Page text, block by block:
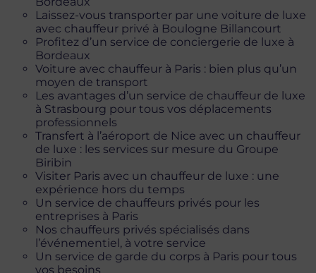
Laissez-vous transporter par une voiture de luxe
avec chauffeur privé à Boulogne Billancourt
Profitez d’un service de conciergerie de luxe à
Bordeaux
Voiture avec chauffeur à Paris : bien plus qu’un
moyen de transport
Les avantages d’un service de chauffeur de luxe
à Strasbourg pour tous vos déplacements
professionnels
Transfert à l’aéroport de Nice avec un chauffeur
de luxe : les services sur mesure du Groupe
Biribin
Visiter Paris avec un chauffeur de luxe : une
expérience hors du temps
Un service de chauffeurs privés pour les
entreprises à Paris
Nos chauffeurs privés spécialisés dans
l’événementiel, à votre service
Un service de garde du corps à Paris pour tous
vos besoins